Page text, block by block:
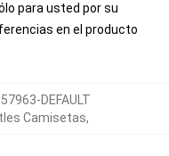
para usted por su
en el producto
DEFAULT
Camisetas,